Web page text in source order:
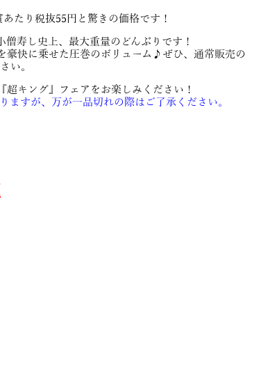
たり税抜55円と驚きの価格です！
僧寿し史上、最大重量のどんぶりです！
豪快に乗せた圧巻のボリューム♪ぜひ、通常販売の
い。
キング』フェアをお楽しみください！
ますが、万が一品切れの際はご了承ください。